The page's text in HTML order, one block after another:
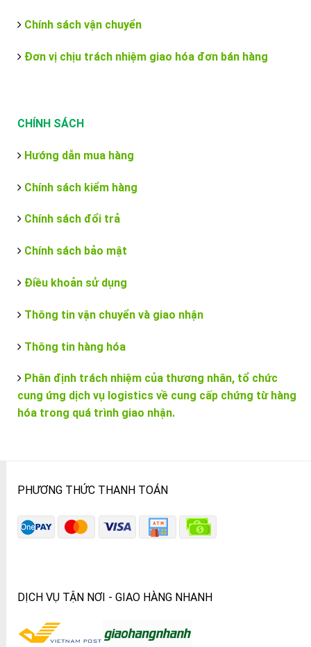
Chính sách vận chuyển
Đơn vị chịu trách nhiệm giao hóa đơn bán hàng
CHÍNH SÁCH
Hướng dẫn mua hàng
Chính sách kiểm hàng
Chính sách đổi trả
Chính sách bảo mật
Điều khoản sử dụng
Thông tin vận chuyển và giao nhận
Thông tin hàng hóa
Phân định trách nhiệm của thương nhân, tổ chức
cung ứng dịch vụ logistics về cung cấp chứng từ hàng
hóa trong quá trình giao nhận.
PHƯƠNG THỨC THANH TOÁN
DỊCH VỤ TẬN NƠI - GIAO HÀNG NHANH